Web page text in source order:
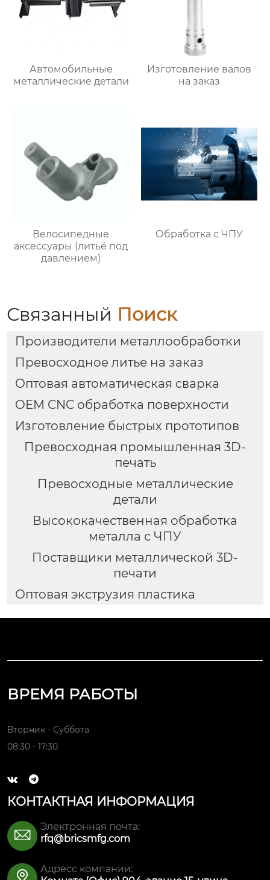
Автомобильные
металлические детали
Изготовление валов
на заказ
Велосипедные
аксессуары (литьё под
давлением)
Обработка с ЧПУ
Связанный Поиск
Производители металлообработки
Превосходное литье на заказ
Оптовая автоматическая сварка
OEM CNC обработка поверхности
Изготовление быстрых прототипов
Превосходная промышленная 3D-
печать
Превосходные металлические
детали
Высококачественная обработка
металла с ЧПУ
Поставщики металлической 3D-
печати
Оптовая экструзия пластика
ВРЕМЯ РАБОТЫ
Вторник - Суббота
08:30 - 17:30
 
КОНТАКТНАЯ ИНФОРМАЦИЯ

Электронная почта:
rfq@bricsmfg.com
Адресс компании: